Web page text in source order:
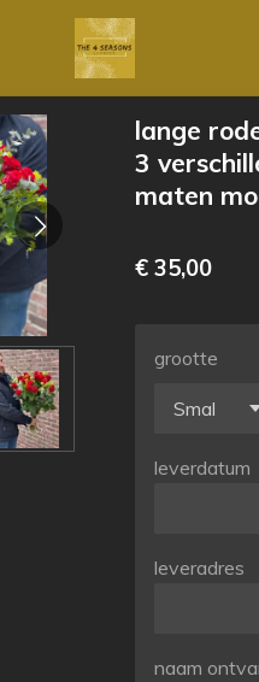
lange
3
maten
€ 35,00
grootte
leverdatum
leveradres
naam